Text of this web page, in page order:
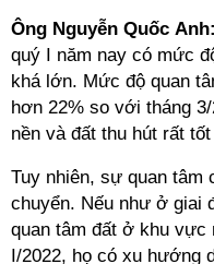
Ông Nguyễn Quốc Anh:
quý I năm nay có mức
khá lớn. Mức độ quan
hơn 22% so với tháng
nền và đất thu hút rất
Tuy nhiên, sự quan tâm
chuyển. Nếu như ở giai
quan tâm đất ở khu vực
I/2022, họ có xu hướng